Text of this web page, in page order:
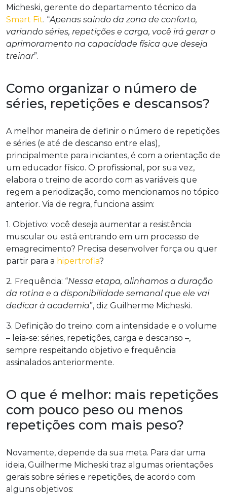
Micheski, gerente do departamento técnico da
Smart Fit. “Apenas saindo da zona de conforto,
variando séries, repetições e carga, você irá gerar o
aprimoramento na capacidade física que deseja
treinar”.
Como organizar o número de
séries, repetições e descansos?
A melhor maneira de definir o número de repetições
e séries (e até de descanso entre elas),
principalmente para iniciantes, é com a orientação de
um educador físico. O profissional, por sua vez,
elabora o treino de acordo com as variáveis que
regem a periodização, como mencionamos no tópico
anterior. Via de regra, funciona assim:
1. Objetivo: você deseja aumentar a resistência
muscular ou está entrando em um processo de
emagrecimento? Precisa desenvolver força ou quer
partir para a hipertrofia?
2. Frequência: “Nessa etapa, alinhamos a duração
da rotina e a disponibilidade semanal que ele vai
dedicar à academia”, diz Guilherme Micheski.
3. Definição do treino: com a intensidade e o volume
– leia-se: séries, repetições, carga e descanso –,
sempre respeitando objetivo e frequência
assinalados anteriormente.
O que é melhor: mais repetições
com pouco peso ou menos
repetições com mais peso?
Novamente, depende da sua meta. Para dar uma
ideia, Guilherme Micheski traz algumas orientações
gerais sobre séries e repetições, de acordo com
alguns objetivos: